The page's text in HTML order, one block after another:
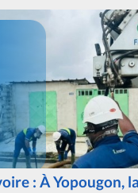
: À Yopougon,